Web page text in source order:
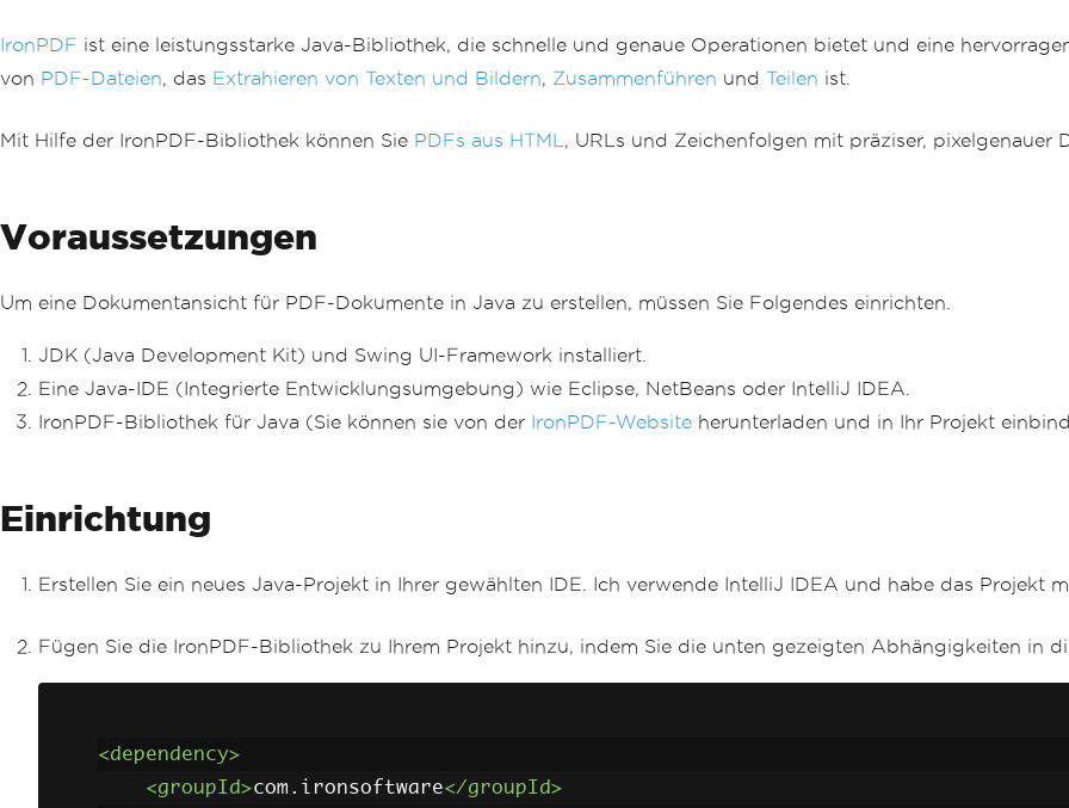
IronPDF ist eine leistungsstarke Java-Bibliothek, die schnelle und genaue Operationen bietet und eine
von PDF-Dateien, das Extrahieren von Texten und Bildern, Zusammenführen und Teilen ist.
Mit Hilfe der IronPDF-Bibliothek können Sie PDFs aus HTML , URLs und Zeichenfolgen mit präziser, pixelgenauer
Voraussetzungen
Um eine Dokumentansicht für PDF-Dokumente in Java zu erstellen, müssen Sie Folgendes einrichten.
JDK (Java Development Kit) und Swing UI-Framework installiert.
Eine Java-IDE (Integrierte Entwicklungsumgebung) wie Eclipse, NetBeans oder IntelliJ IDEA.
IronPDF-Bibliothek für Java (Sie können sie von der IronPDF-Website herunterladen und in Ihr Projekt
Einrichtung
Erstellen Sie ein neues Java-Projekt in Ihrer gewählten IDE. Ich verwende IntelliJ IDEA und habe das Projekt
Fügen Sie die IronPDF-Bibliothek zu Ihrem Projekt hinzu, indem Sie die unten gezeigten Abhängigkeiten in
<dependency>
<groupId>com.ironsoftware</groupId>